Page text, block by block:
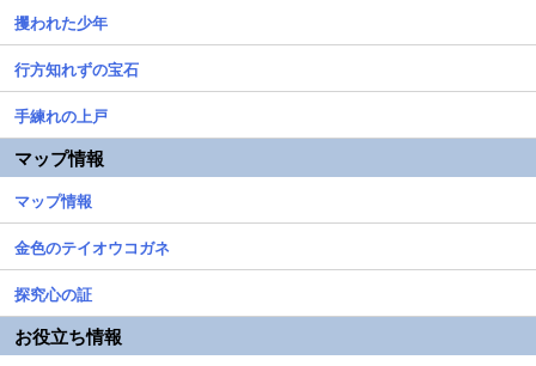
攫われた少年
行方知れずの宝石
手練れの上戸
マップ情報
マップ情報
金色のテイオウコガネ
探究心の証
お役立ち情報